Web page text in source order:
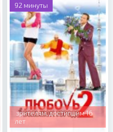
92 минуты
зрителям, достигшим 16
лет